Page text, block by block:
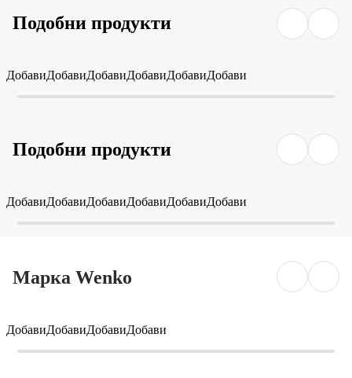
Подобни продукти
ДобавиДобавиДобавиДобавиДобавиДобави
Подобни продукти
ДобавиДобавиДобавиДобавиДобавиДобави
Марка Wenko
ДобавиДобавиДобавиДобави